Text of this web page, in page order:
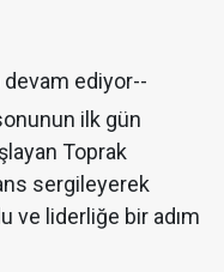
ediyor--
ilk gün
Toprak
sergileyerek
ve liderliğe bir adım